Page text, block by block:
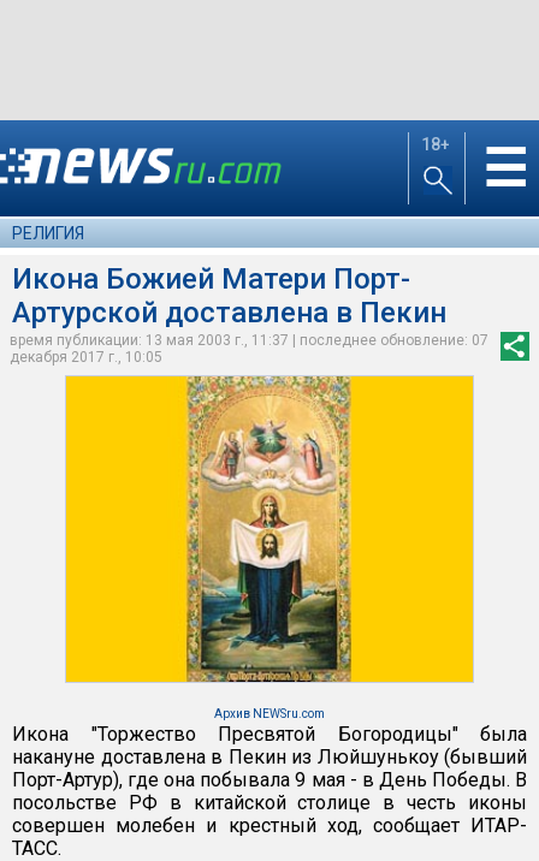
18+ ☰
РЕЛИГИЯ
Икона Божией Матери Порт-
Артурской доставлена в Пекин
время публикации: 13 мая 2003 г., 11:37 | последнее обновление: 07
декабря 2017 г., 10:05
Архив NEWSru.com
Икона "Торжество Пресвятой Богородицы" была
накануне доставлена в Пекин из Люйшунькоу (бывший
Порт-Артур), где она побывала 9 мая - в День Победы. В
посольстве РФ в китайской столице в честь иконы
совершен молебен и крестный ход, сообщает ИТАР-
ТАСС.